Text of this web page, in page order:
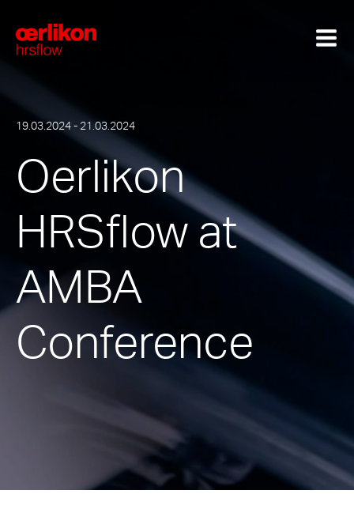
19.03.2024 - 21.03.2024
Oerlikon
HRSflow at
AMBA
Conference